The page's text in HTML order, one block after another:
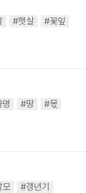
#햇살
#꽃잎
#땅
#몫
모
#갱년기